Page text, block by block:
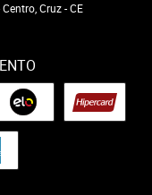
Centro, Cruz-CE